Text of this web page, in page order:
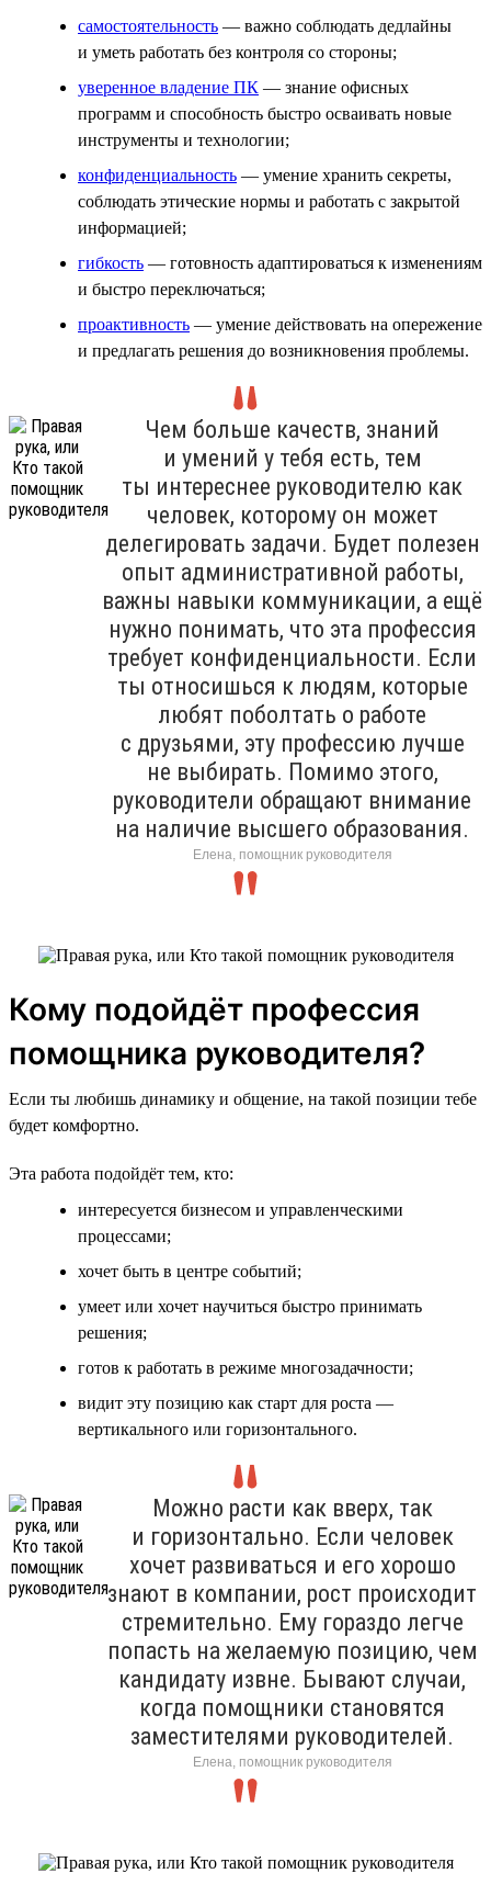
самостоятельность — важно соблюдать дедлайны
и уметь работать без контроля со стороны;
уверенное владение ПК — знание офисных
программ и способность быстро осваивать новые
инструменты и технологии;
конфиденциальность — умение хранить секреты,
соблюдать этические нормы и работать с закрытой
информацией;
гибкость — готовность адаптироваться к изменениям
и быстро переключаться;
проактивность — умение действовать на опережение
и предлагать решения до возникновения проблемы.
Чем больше качеств, знаний
и умений у тебя есть, тем
ты интереснее руководителю как
человек, которому он может
делегировать задачи. Будет полезен
опыт административной работы,
важны навыки коммуникации, а ещё
нужно понимать, что эта профессия
требует конфиденциальности. Если
ты относишься к людям, которые
любят поболтать о работе
с друзьями, эту профессию лучше
не выбирать. Помимо этого,
руководители обращают внимание
на наличие высшего образования.
Елена, помощник руководителя
Кому подойдёт профессия
помощника руководителя?
Если ты любишь динамику и общение, на такой позиции тебе
будет комфортно.
Эта работа подойдёт тем, кто:
интересуется бизнесом и управленческими
процессами;
хочет быть в центре событий;
умеет или хочет научиться быстро принимать
решения;
готов к работать в режиме многозадачности;
видит эту позицию как старт для роста —
вертикального или горизонтального.
Можно расти как вверх, так
и горизонтально. Если человек
хочет развиваться и его хорошо
знают в компании, рост происходит
стремительно. Ему гораздо легче
попасть на желаемую позицию, чем
кандидату извне. Бывают случаи,
когда помощники становятся
заместителями руководителей.
Елена, помощник руководителя